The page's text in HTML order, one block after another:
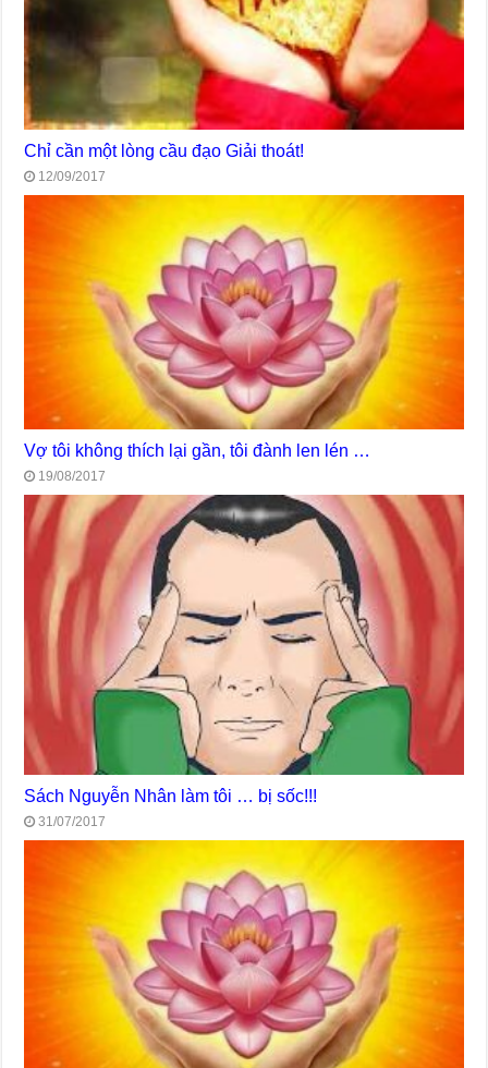
Chỉ cần một lòng cầu đạo Giải thoát!
12/09/2017
Vợ tôi không thích lại gần, tôi đành len lén …
19/08/2017
Sách Nguyễn Nhân làm tôi … bị sốc!!!
31/07/2017